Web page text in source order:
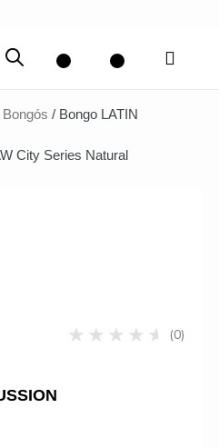
Bongós / Bongo LATIN
City Series Natural
(0)